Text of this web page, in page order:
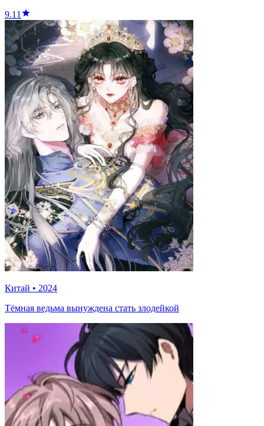
9.11
Китай • 2024
Тёмная ведьма вынуждена стать злодейкой